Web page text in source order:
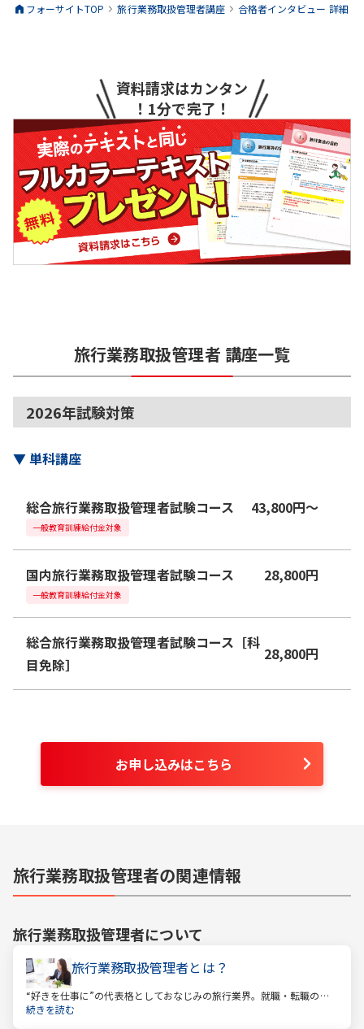
フォーサイトTOP 旅行業務取扱管理者講座 合格者インタビュー 詳細
資料請求はカンタン
！1分で完了！
旅行業務取扱管理者 講座一覧
2026年試験対策
▼単科講座
総合旅行業務取扱管理者試験コース 43,800円〜
一般教育訓練給付金対象
国内旅行業務取扱管理者試験コース 28,800円
一般教育訓練給付金対象
総合旅行業務取扱管理者試験コース［科
目免除］
28,800円
お申し込みはこちら
旅行業務取扱管理者の関連情報
旅行業務取扱管理者について
旅行業務取扱管理者とは？
“好きを仕事に”の代表格としておなじみの旅行業界。就職・転職の人
気企業ランキングでは旅行会社が常に上位に君臨し、いつの時代にも
続きを読む